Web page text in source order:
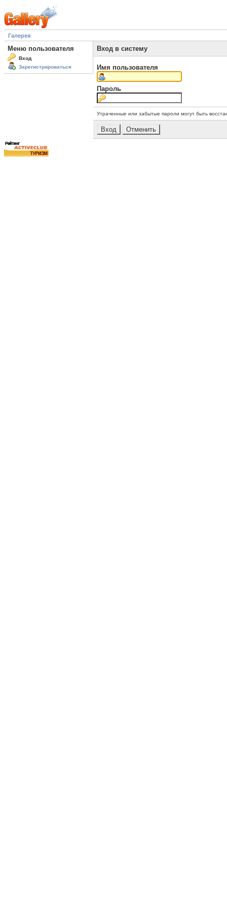
Галерея
Меню пользователя
Вход
Зарегистрироваться
Вход в систему
Имя пользователя
Пароль
Утраченные или забытые пароли могут быть